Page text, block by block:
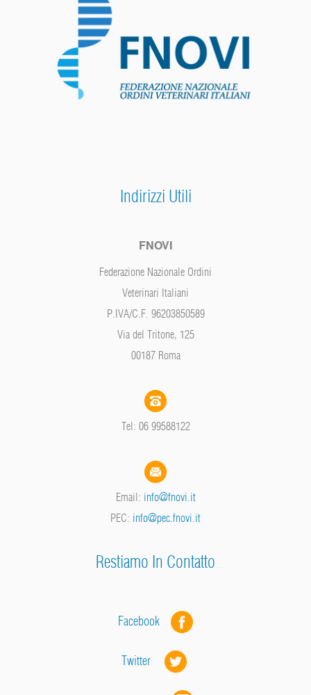
Indirizzi Utili
FNOVI
Federazione Nazionale Ordini
Veterinari Italiani
P.IVA/C.F. 96203850589
Via del Tritone, 125
00187 Roma
Tel: 06 99588122
Email: info@fnovi.it
PEC: info@pec.fnovi.it
Restiamo In Contatto
Facebook
Twitter